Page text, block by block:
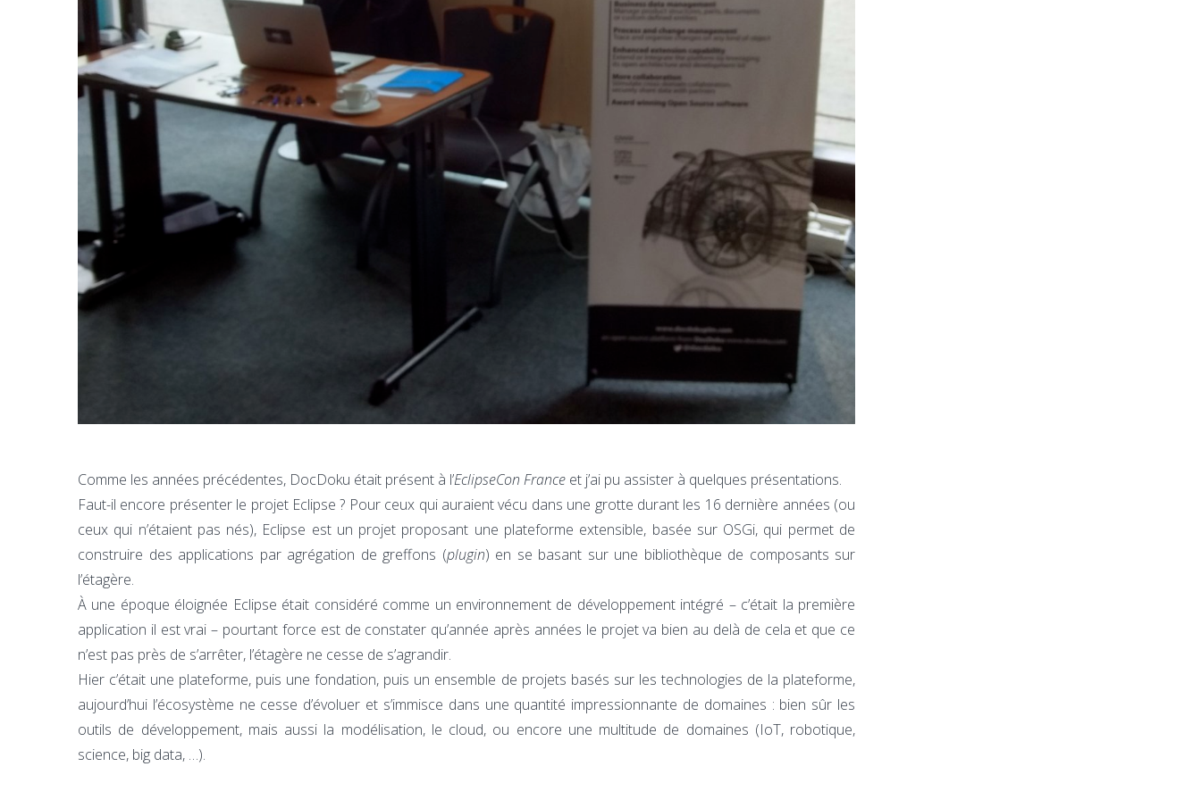
Comme les années précédentes, DocDoku était présent à l’EclipseCon France et j’ai pu assister à quelques présentations.
Faut-il encore présenter le projet Eclipse ? Pour ceux qui auraient vécu dans une grotte durant les 16 dernière années (ou
ceux qui n’étaient pas nés), Eclipse est un projet proposant une plateforme extensible, basée sur OSGi, qui permet de
construire des applications par agrégation de greffons (plugin) en se basant sur une bibliothèque de composants sur
l’étagère.
À une époque éloignée Eclipse était considéré comme un environnement de développement intégré – c’était la première
application il est vrai – pourtant force est de constater qu’année après années le projet va bien au delà de cela et que ce
n’est pas près de s’arrêter, l’étagère ne cesse de s’agrandir.
Hier c’était une plateforme, puis une fondation, puis un ensemble de projets basés sur les technologies de la plateforme,
aujourd’hui l’écosystème ne cesse d’évoluer et s’immisce dans une quantité impressionnante de domaines : bien sûr les
outils de développement, mais aussi la modélisation, le cloud, ou encore une multitude de domaines (IoT, robotique,
science, big data, …).